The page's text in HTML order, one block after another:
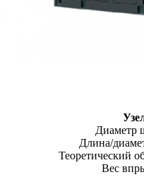
Диаметр
Длина/
Теоретический
Вес